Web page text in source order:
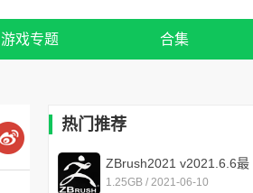
游戏专题 合集
热门推荐
ZBrush2021 v2021.6.6最
新版
1.25GB / 2021-06-10